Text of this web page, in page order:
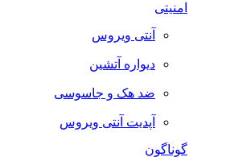
امنیتی
آنتی ویروس
دیواره آتشین
ضد هک و جاسوسی
آپدیت آنتی ویروس
گوناگون